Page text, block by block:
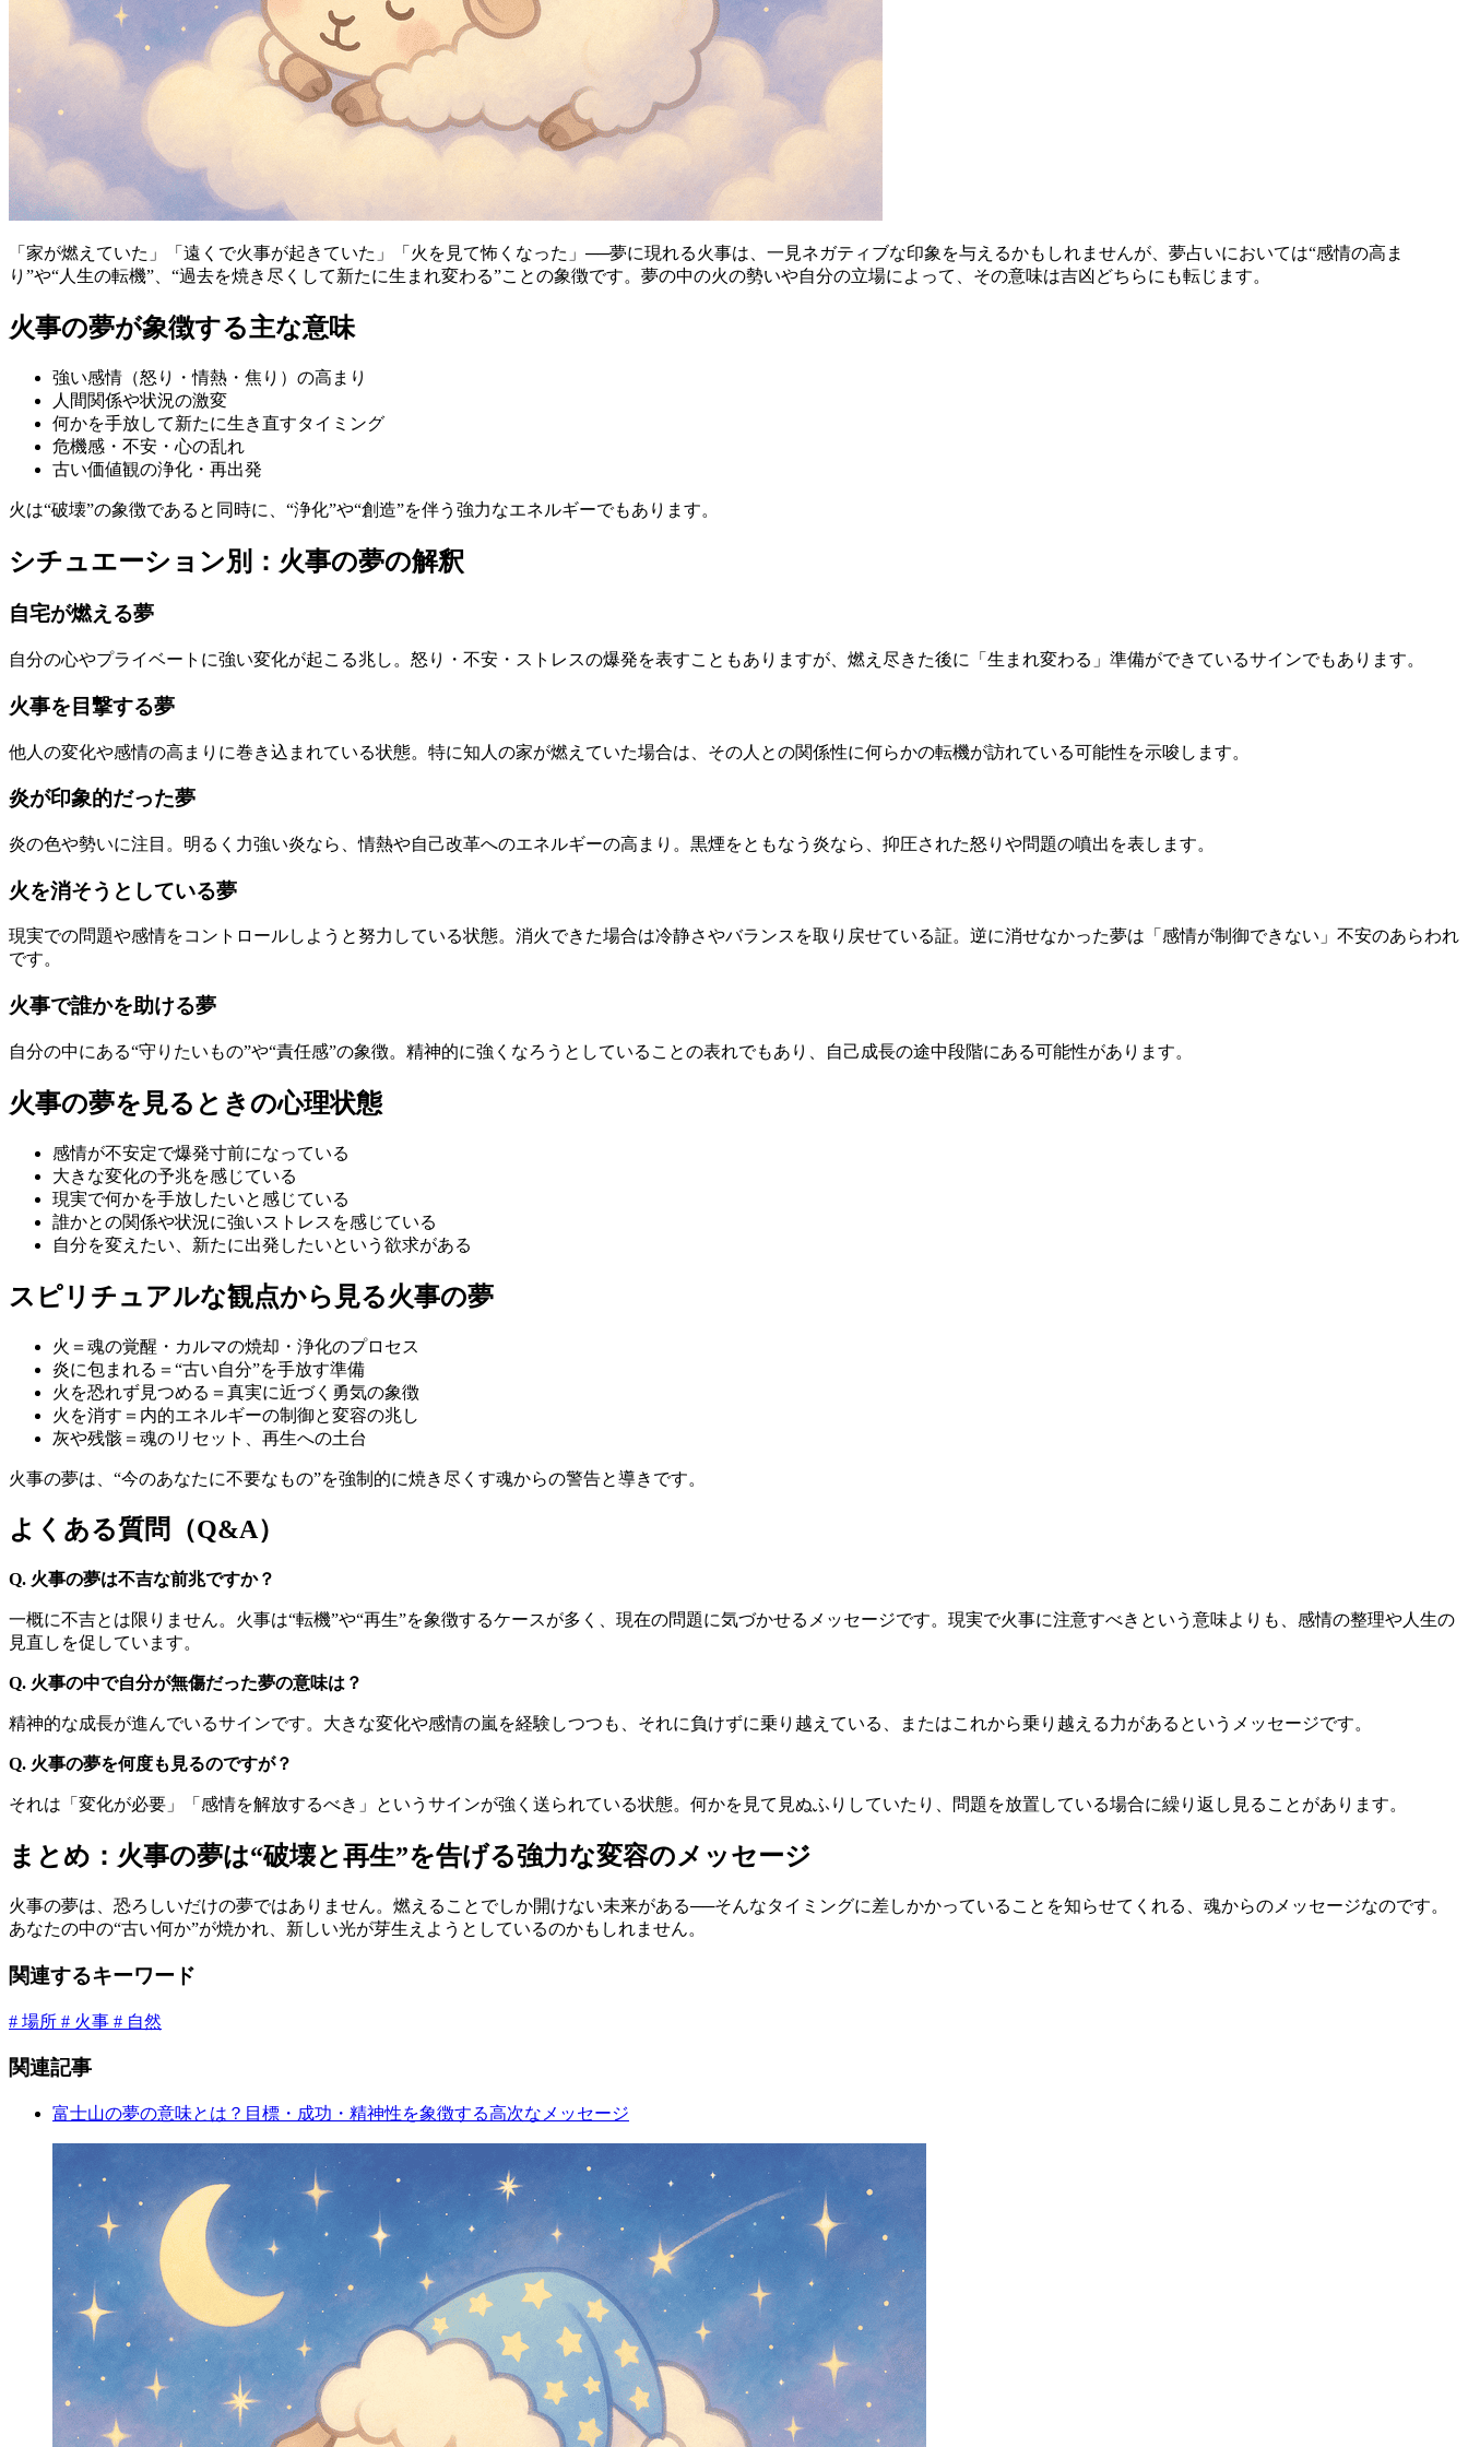
「家が燃えていた」「遠くで火事が起きていた」「火を見て怖くなった」──夢に現れる火事は、一見ネガティブな印象を与えるかもしれませんが、夢占いにおいては“感情の高ま
り”や“人生の転機”、“過去を焼き尽くして新たに生まれ変わる”ことの象徴です。夢の中の火の勢いや自分の立場によって、その意味は吉凶どちらにも転じます。
火事の夢が象徴する主な意味
強い感情（怒り・情熱・焦り）の高まり
人間関係や状況の激変
何かを手放して新たに生き直すタイミング
危機感・不安・心の乱れ
古い価値観の浄化・再出発
火は“破壊”の象徴であると同時に、“浄化”や“創造”を伴う強力なエネルギーでもあります。
シチュエーション別：火事の夢の解釈
自宅が燃える夢
自分の心やプライベートに強い変化が起こる兆し。怒り・不安・ストレスの爆発を表すこともありますが、燃え尽きた後に「生まれ変わる」準備ができているサインでもあります。
火事を目撃する夢
他人の変化や感情の高まりに巻き込まれている状態。特に知人の家が燃えていた場合は、その人との関係性に何らかの転機が訪れている可能性を示唆します。
炎が印象的だった夢
炎の色や勢いに注目。明るく力強い炎なら、情熱や自己改革へのエネルギーの高まり。黒煙をともなう炎なら、抑圧された怒りや問題の噴出を表します。
火を消そうとしている夢
現実での問題や感情をコントロールしようと努力している状態。消火できた場合は冷静さやバランスを取り戻せている証。逆に消せなかった夢は「感情が制御できない」不安のあらわれ
です。
火事で誰かを助ける夢
自分の中にある“守りたいもの”や“責任感”の象徴。精神的に強くなろうとしていることの表れでもあり、自己成長の途中段階にある可能性があります。
火事の夢を見るときの心理状態
感情が不安定で爆発寸前になっている
大きな変化の予兆を感じている
現実で何かを手放したいと感じている
誰かとの関係や状況に強いストレスを感じている
自分を変えたい、新たに出発したいという欲求がある
スピリチュアルな観点から見る火事の夢
火＝魂の覚醒・カルマの焼却・浄化のプロセス
炎に包まれる＝“古い自分”を手放す準備
火を恐れず見つめる＝真実に近づく勇気の象徴
火を消す＝内的エネルギーの制御と変容の兆し
灰や残骸＝魂のリセット、再生への土台
火事の夢は、“今のあなたに不要なもの”を強制的に焼き尽くす魂からの警告と導きです。
よくある質問（Q&A）
Q. 火事の夢は不吉な前兆ですか？
一概に不吉とは限りません。火事は“転機”や“再生”を象徴するケースが多く、現在の問題に気づかせるメッセージです。現実で火事に注意すべきという意味よりも、感情の整理や人生の
見直しを促しています。
Q. 火事の中で自分が無傷だった夢の意味は？
精神的な成長が進んでいるサインです。大きな変化や感情の嵐を経験しつつも、それに負けずに乗り越えている、またはこれから乗り越える力があるというメッセージです。
Q. 火事の夢を何度も見るのですが？
それは「変化が必要」「感情を解放するべき」というサインが強く送られている状態。何かを見て見ぬふりしていたり、問題を放置している場合に繰り返し見ることがあります。
まとめ：火事の夢は“破壊と再生”を告げる強力な変容のメッセージ
火事の夢は、恐ろしいだけの夢ではありません。燃えることでしか開けない未来がある──そんなタイミングに差しかかっていることを知らせてくれる、魂からのメッセージなのです。
あなたの中の“古い何か”が焼かれ、新しい光が芽生えようとしているのかもしれません。
関連するキーワード
# 場所 # 火事 # 自然
関連記事
富士山の夢の意味とは？目標・成功・精神性を象徴する高次なメッセージ